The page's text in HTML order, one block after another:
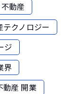
不動産
テクノロジー
ジ
界
動産 開業